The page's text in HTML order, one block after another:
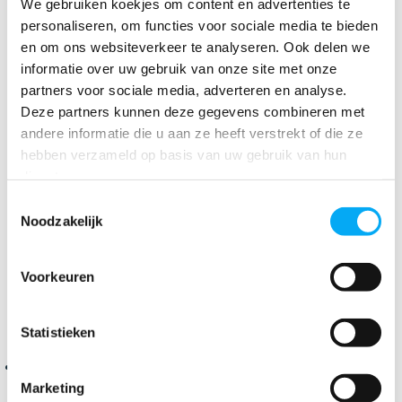
We gebruiken koekjes om content en advertenties te
personaliseren, om functies voor sociale media te bieden
en om ons websiteverkeer te analyseren. Ook delen we
informatie over uw gebruik van onze site met onze
partners voor sociale media, adverteren en analyse.
Deze partners kunnen deze gegevens combineren met
andere informatie die u aan ze heeft verstrekt of die ze
hebben verzameld op basis van uw gebruik van hun
Noodzakelijk
Voorkeuren
Statistieken
Marketing
€ 184,27
Stopkabel
van de bediening van de motor, met name bij boten die
een mechanische motorstop hebben. De stopkabel zorgt
door de brandstoftoevoer af te sluiten. Dit systeem wordt
Functie van een stopkabel:
brandstoftoevoer naar de motor onderbroken, wat